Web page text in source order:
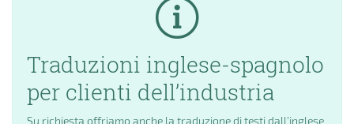
Traduzioni inglese-spagnolo
per clienti dell’industria
Su richiesta offriamo anche la traduzione di testi dall’inglese